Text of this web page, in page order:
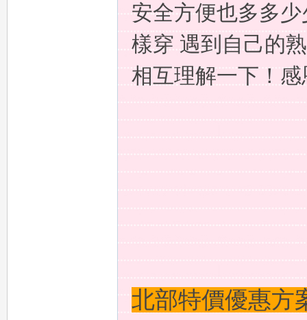
安全方便也多多
樣穿 遇到自己的
相互理解一下！感
北部特價優惠方